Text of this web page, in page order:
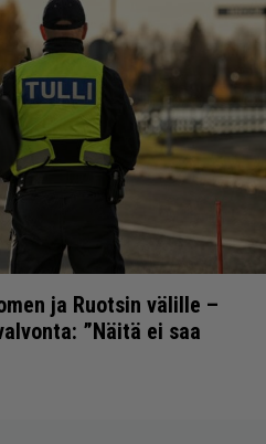
ja Ruotsin välille –
”Näitä ei saa